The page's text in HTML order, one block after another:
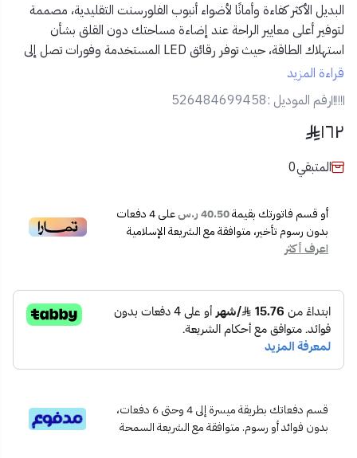
البديل الأكثر كفاءة وأمانًا لأضواء أنبوب الفلورسنت التقليدية، مصممة
لتوفير أعلى معايير الراحة عند إضاءة مساحتك دون القلق بشأن
استهلاك الطاقة، حيث توفر رقائق LED المستخدمة وفورات تصل إلى
60٪ على فاتورة الطاقة والإضاءة الساطعة وتمنح المكان متعة بجزء
بسيط فقط من الطاقة المستخدمة.
- مثالي للاستخدام في المتجر أو المرآب أو الورشة أو المكتب أو الطابق
- 10 مرات أطول من العمر واستهلاك أقل للطاقة - لا يحتوي المنتج
الآمن على الزئبق ولا ينبعث منه الأشعة فوق البنفسجية. - لا يسبب
قراءة المزيد
رقم الموديل :526484699458
١٦٢
المتبقي0
أو قسم فاتورتك بقيمة40.50 ر.س على4دفعات
بدون رسوم تأخير، متوافقة مع الشريعة الإسلامية
اعرف أكثر
قسم دفعاتك بطريقة ميسرة إلى 4 وحتى 6 دفعات،
بدون فوائد أو رسوم. متوافقة مع الشريعة السمحة